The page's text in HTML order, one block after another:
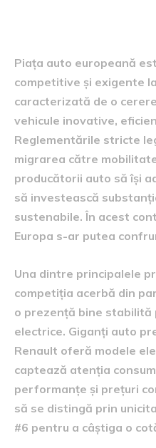
Piața auto europeană
competitive și exigente
caracterizată de o
vehicule inovative,
Reglementările stricte
migrarea către
producătorii auto să își
să investească
sustenabile. În acest
Europa s-ar putea
Una dintre principalele
competiția acerbă din
o prezență bine stabilită
electrice. Giganți auto
Renault oferă modele
captează atenția
performanțe și prețuri
să se distingă prin
#6 pentru a câștiga o